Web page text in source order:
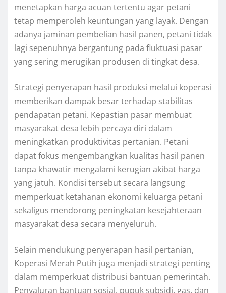
menetapkan harga acuan tertentu agar petani
tetap memperoleh keuntungan yang layak. Dengan
adanya jaminan pembelian hasil panen, petani tidak
lagi sepenuhnya bergantung pada fluktuasi pasar
yang sering merugikan produsen di tingkat desa.
Strategi penyerapan hasil produksi melalui koperasi
memberikan dampak besar terhadap stabilitas
pendapatan petani. Kepastian pasar membuat
masyarakat desa lebih percaya diri dalam
meningkatkan produktivitas pertanian. Petani
dapat fokus mengembangkan kualitas hasil panen
tanpa khawatir mengalami kerugian akibat harga
yang jatuh. Kondisi tersebut secara langsung
memperkuat ketahanan ekonomi keluarga petani
sekaligus mendorong peningkatan kesejahteraan
masyarakat desa secara menyeluruh.
Selain mendukung penyerapan hasil pertanian,
Koperasi Merah Putih juga menjadi strategi penting
dalam memperkuat distribusi bantuan pemerintah.
Penyaluran bantuan sosial, pupuk subsidi, gas, dan